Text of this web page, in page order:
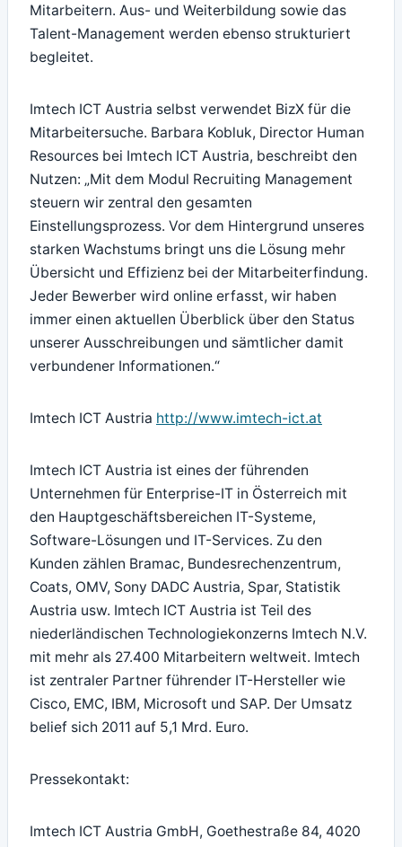
Mitarbeitern. Aus- und Weiterbildung sowie das
Talent-Management werden ebenso strukturiert
begleitet.
Imtech ICT Austria selbst verwendet BizX für die
Mitarbeitersuche. Barbara Kobluk, Director Human
Resources bei Imtech ICT Austria, beschreibt den
Nutzen: „Mit dem Modul Recruiting Management
steuern wir zentral den gesamten
Einstellungsprozess. Vor dem Hintergrund unseres
starken Wachstums bringt uns die Lösung mehr
Übersicht und Effizienz bei der Mitarbeiterfindung.
Jeder Bewerber wird online erfasst, wir haben
immer einen aktuellen Überblick über den Status
unserer Ausschreibungen und sämtlicher damit
verbundener Informationen.“
Imtech ICT Austria http://www.imtech-ict.at
Imtech ICT Austria ist eines der führenden
Unternehmen für Enterprise-IT in Österreich mit
den Hauptgeschäftsbereichen IT-Systeme,
Software-Lösungen und IT-Services. Zu den
Kunden zählen Bramac, Bundesrechenzentrum,
Coats, OMV, Sony DADC Austria, Spar, Statistik
Austria usw. Imtech ICT Austria ist Teil des
niederländischen Technologiekonzerns Imtech N.V.
mit mehr als 27.400 Mitarbeitern weltweit. Imtech
ist zentraler Partner führender IT-Hersteller wie
Cisco, EMC, IBM, Microsoft und SAP. Der Umsatz
belief sich 2011 auf 5,1 Mrd. Euro.
Pressekontakt:
Imtech ICT Austria GmbH, Goethestraße 84, 4020